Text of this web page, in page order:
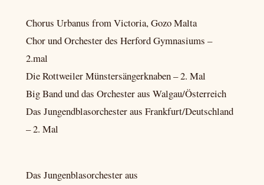
Chorus Urbanus from Victoria, Gozo Malta
Chor und Orchester des Herford Gymnasiums –
2.mal
Die Rottweiler Münstersängerknaben – 2. Mal
Big Band und das Orchester aus Walgau/Österreich
Das Jungendblasorchester aus Frankfurt/Deutschland
– 2. Mal
Das Jungenblasorchester aus